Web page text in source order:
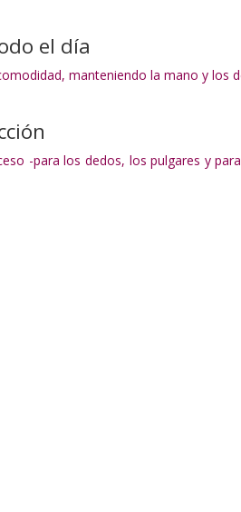
el día
manteniendo la mano y los
-para los dedos, los pulgares y